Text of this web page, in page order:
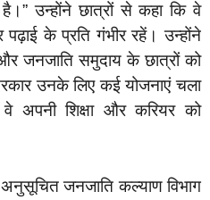
उन्होंने छात्रों से कहा कि वे
के प्रति गंभीर रहें। उन्होंने
जनजाति समुदाय के छात्रों को
उनके लिए कई योजनाएं चला
अपनी शिक्षा और करियर को
जनजाति कल्याण विभाग